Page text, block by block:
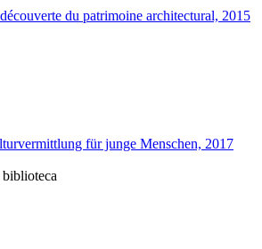
du patrimoine architectural, 2015
für junge Menschen, 2017